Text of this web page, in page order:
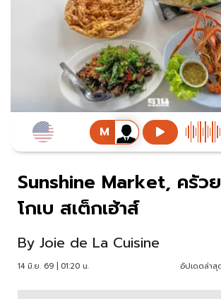
Sunshine Market, ครัว
โกเบ สเต็กเฮ้าส์
By Joie de La Cuisine
14 มิ.ย. 69 | 01:20 น. อัปเดตล่าสุ